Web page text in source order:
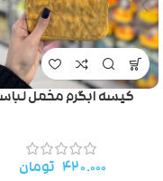
کیسه ابگرم مخمل
۴۲۰.۰۰۰ تومان